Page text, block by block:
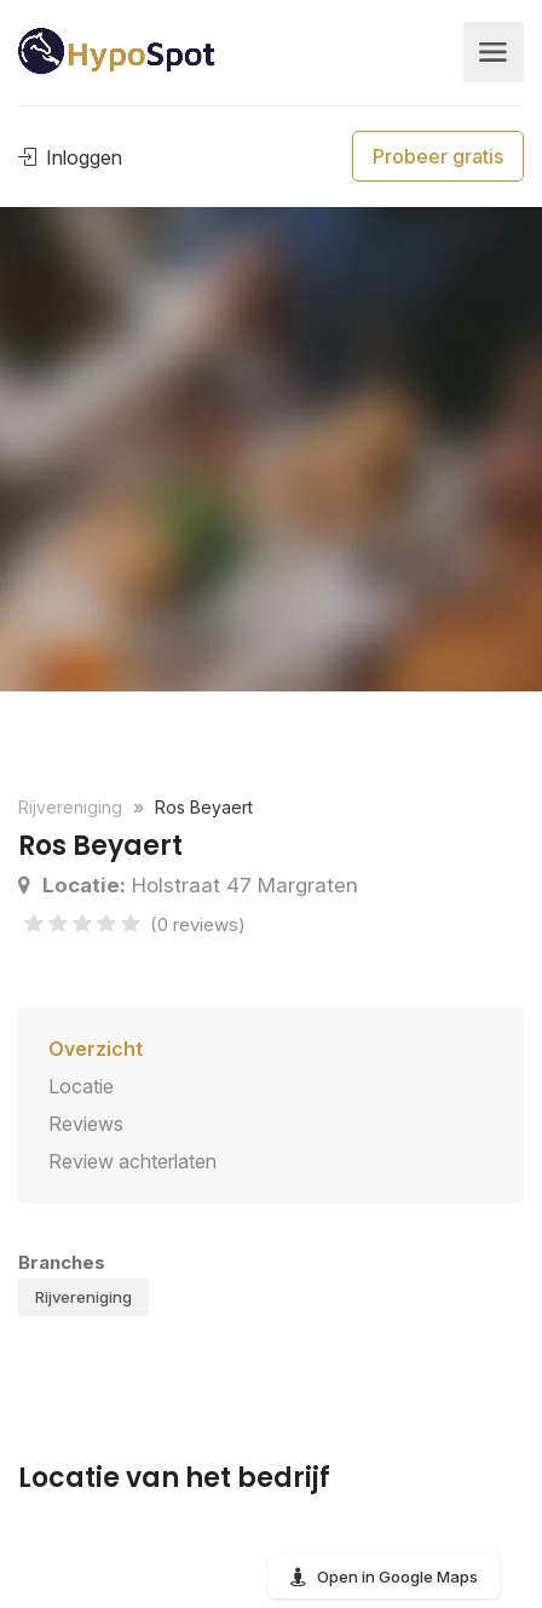
Inloggen Probeer gratis
Rijvereniging Ros Beyaert
Ros Beyaert
Locatie: Holstraat 47 Margraten
(0 reviews)
Overzicht
Locatie
Reviews
Review achterlaten
Branches
Rijvereniging
Locatie van het bedrijf
Open in Google Maps